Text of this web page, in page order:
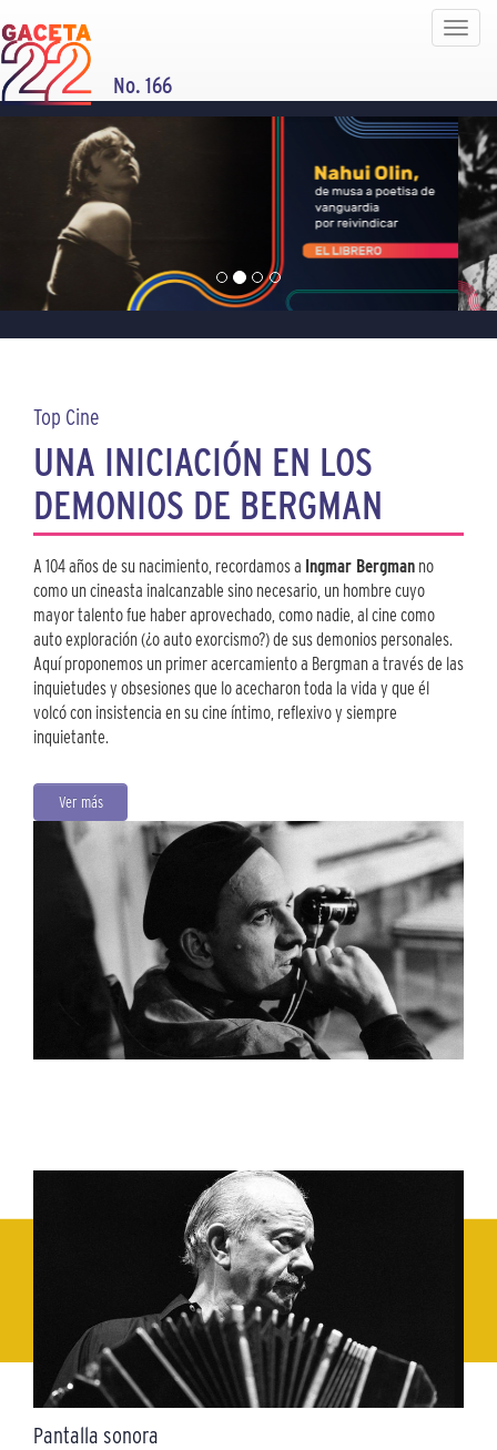
Toggle
No. 166
Top Cine
UNA INICIACIÓN EN LOS
DEMONIOS DE BERGMAN
A 104 años de su nacimiento, recordamos a Ingmar Bergman no
como un cineasta inalcanzable sino necesario, un hombre cuyo
mayor talento fue haber aprovechado, como nadie, al cine como
auto exploración (¿o auto exorcismo?) de sus demonios personales.
Aquí proponemos un primer acercamiento a Bergman a través de las
inquietudes y obsesiones que lo acecharon toda la vida y que él
volcó con insistencia en su cine íntimo, reflexivo y siempre
inquietante.
Ver más
Pantalla sonora